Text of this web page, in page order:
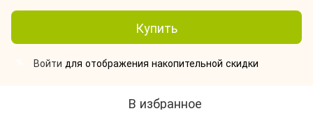
Купить
Войти для отображения накопительной скидки
В избранное